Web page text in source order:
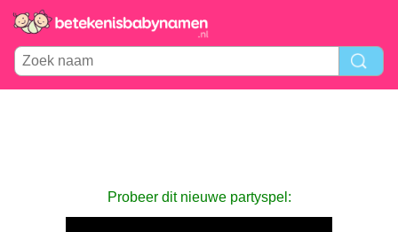
Probeer dit nieuwe partyspel: